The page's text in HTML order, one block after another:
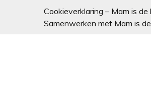
Cookieverklaring – Mam is de
Samenwerken met Mam is